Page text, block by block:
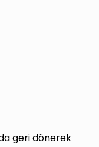
geri dönerek